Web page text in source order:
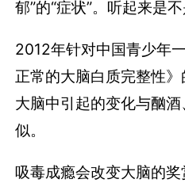
郁”的“症状”。听起来是
2012年针对中国青少年
正常的大脑白质完整性
大脑中引起的变化与酗
似。
吸毒成瘾会改变大脑的